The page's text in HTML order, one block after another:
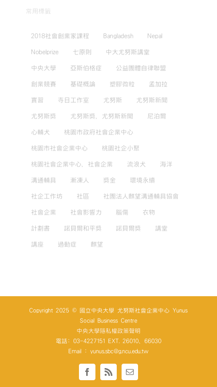
常用標籤
2018社會創業家課程 Bangladesh Nepal
Nobelprize 七原則 中大尤努斯講堂
中央大學 亞斯伯格症 公益團體自律聯盟
創業競賽 基礎概論 塑膠微粒 孟加拉
實習 寺日工作室 尤努斯 尤努斯新聞
尤努斯獎 尤努斯獎，尤努斯新聞 尼泊爾
心輔犬 桃園市政府社會企業中心
桃園市社會企業中心 桃園社企小聚
桃園社會企業中心，社會企業 流浪犬 海洋
溝通輔具 漸凍人 獎金 環境永續
社企工作坊 社區 社團法人麒望溝通輔具協會
社會企業 社會影響力 腦傷 衣物
計劃書 諾貝爾和平獎 諾貝爾獎 講堂
講座 過動症 麒望
Copyright 2025 © 國立中央大學 尤努斯社會企業中心 Yunus
Social Business Centre
中央大學隱私權政策聲明
電話: 03-4227151 EXT. 26010、66030
Email : yunus.sbc@g.ncu.edu.tw
Facebook
Rss Email: